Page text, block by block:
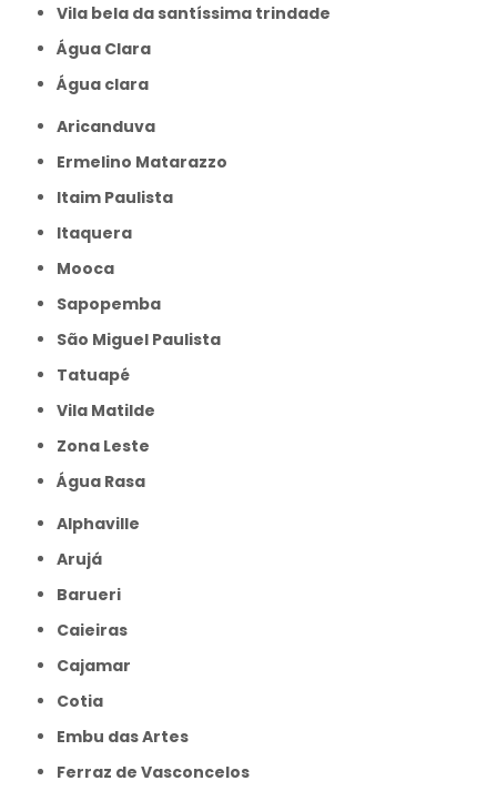
Vila bela da santíssima trindade
Água Clara
Água clara
Aricanduva
Ermelino Matarazzo
Itaim Paulista
Itaquera
Mooca
Sapopemba
São Miguel Paulista
Tatuapé
Vila Matilde
Zona Leste
Água Rasa
Alphaville
Arujá
Barueri
Caieiras
Cajamar
Cotia
Embu das Artes
Ferraz de Vasconcelos